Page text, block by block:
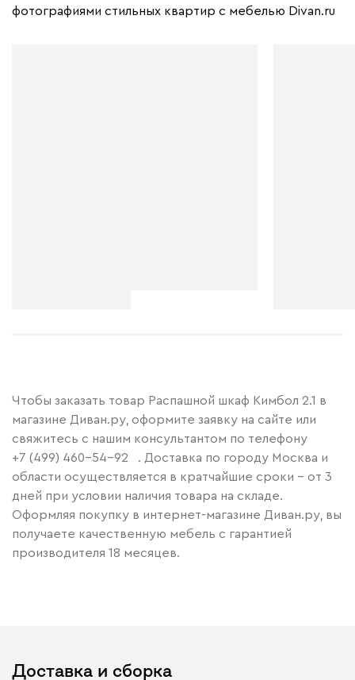
фотографиями стильных квартир с мебелью Divan.ru
Чтобы заказать товар Распашной шкаф Кимбол 2.1 в
магазине Диван.ру, оформите заявку на сайте или
свяжитесь с нашим консультантом по телефону
+7 (499) 460-54-92
. Доставка по городу Москва и
области осуществляется в кратчайшие сроки – от 3
дней при условии наличия товара на складе.
Оформляя покупку в интернет-магазине Диван.ру, вы
получаете качественную мебель с гарантией
производителя 18 месяцев.
Доставка и сборка